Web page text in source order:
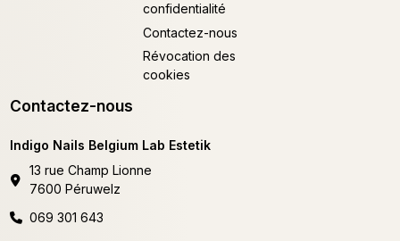
confidentialité
Contactez-nous
Révocation des
cookies
Contactez-nous
Indigo Nails Belgium Lab Estetik
13 rue Champ Lionne
7600 Péruwelz
069 301 643